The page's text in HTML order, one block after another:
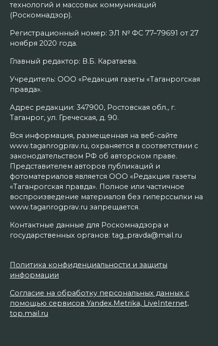
технологий и массовых коммуникаций
(Роскомнадзор).
Регистрационный номер: ЭЛ № ФС 77–79691 от 27
ноября 2020 года.
Главный редактор: В.Б. Каратаева.
Учредитель: ООО «Редакция газеты «Таганрогская
правда».
Адрес редакции: 347900, Ростовская обл., г.
Таганрог, ул. Греческая, д. 90.
Вся информация, размещенная на веб-сайте
www.taganrogprav.ru, охраняется в соответствии с
законодательством РФ об авторском праве.
Представителем авторов публикаций и
фотоматериалов является ООО «Редакция газеты
«Таганрогская правда». Полное или частичное
воспроизведение материалов без гиперссылки на
www.taganrogprav.ru запрещается.
Контактные данные для Роскомнадзора и
государственных органов: tag_pravda@mail.ru
Политика конфиденциальности и защиты
информации
Согласие на обработку персональных данных с
помощью сервисов Yandex.Metrika, LiveInternet,
top.mail.ru